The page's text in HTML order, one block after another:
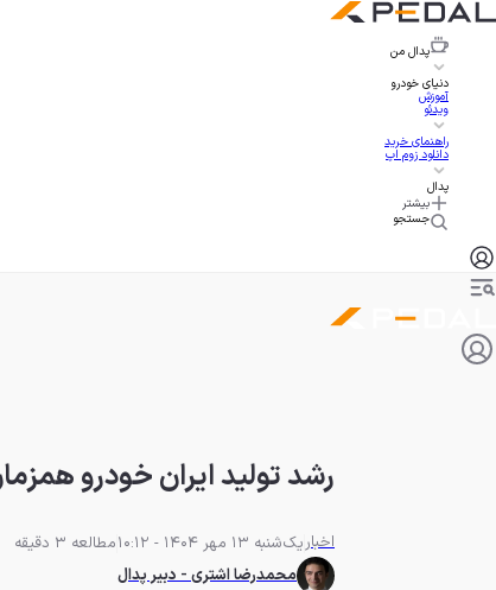
پدال من
دنیای خودرو
آموزش
ویدئو
راهنمای خرید
دانلود زوم اپ
پدال
بیشتر
جستجو
رشد تولید ایران خودرو
اخباریک‌شنبه 13 مهر 1404 - 10:12
مطالعه 3 دقیقه
محمدرضا اشتری - دبیر پدال